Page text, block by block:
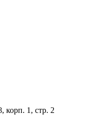
корп. 1, стр. 2